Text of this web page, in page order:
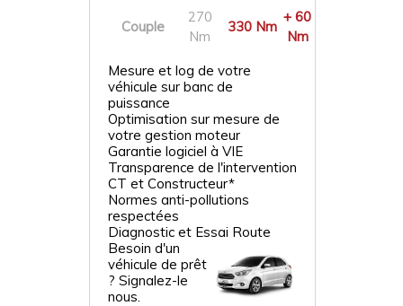
Couple
270
Nm
330 Nm
+ 60
Nm
Mesure et log de votre
véhicule sur banc de
puissance
Optimisation sur mesure de
votre gestion moteur
Garantie logiciel à VIE
Transparence de l'intervention
CT et Constructeur*
Normes anti-pollutions
respectées
Diagnostic et Essai Route
Besoin d'un
véhicule de prêt
? Signalez-le
nous.